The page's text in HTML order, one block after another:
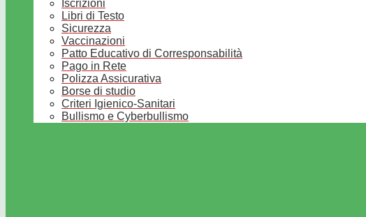
Iscrizioni
Libri di Testo
Sicurezza
Vaccinazioni
Patto Educativo di Corresponsabilità
Pago in Rete
Polizza Assicurativa
Borse di studio
Criteri Igienico-Sanitari
Bullismo e Cyberbullismo